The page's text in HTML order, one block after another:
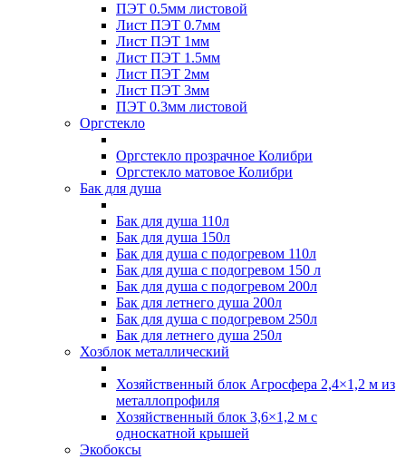
ПЭТ 0.5мм листовой
Лист ПЭТ 0.7мм
Лист ПЭТ 1мм
Лист ПЭТ 1.5мм
Лист ПЭТ 2мм
Лист ПЭТ 3мм
ПЭТ 0.3мм листовой
Оргстекло
Оргстекло прозрачное Колибри
Оргстекло матовое Колибри
Бак для душа
Бак для душа 110л
Бак для душа 150л
Бак для душа с подогревом 110л
Бак для душа с подогревом 150 л
Бак для душа с подогревом 200л
Бак для летнего душа 200л
Бак для душа с подогревом 250л
Бак для летнего душа 250л
Хозблок металлический
Хозяйственный блок Агросфера 2,4×1,2 м из
металлопрофиля
Хозяйственный блок 3,6×1,2 м с
односкатной крышей
Экобоксы